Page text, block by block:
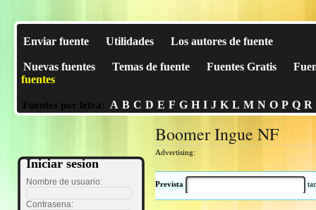
Enviar fuente Utilidades Los autores de fuente
Nuevas fuentes Temas de fuente Fuentes Gratis
fuentes
Fuentes por letra: A B C D E F G H I J K L M N O P Q R
Iniciar sesion
Nombre de usuario:
Contrasena:
Boomer Ingue NF
Advertising:
Prevista